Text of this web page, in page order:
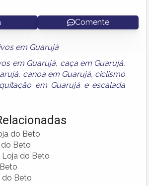
Comente
em Guarujá
em Guarujá, caça em Guarujá,
, canoa em Guarujá, ciclismo
em Guarujá e escalada
do Beto
Beto
do Beto
do Beto